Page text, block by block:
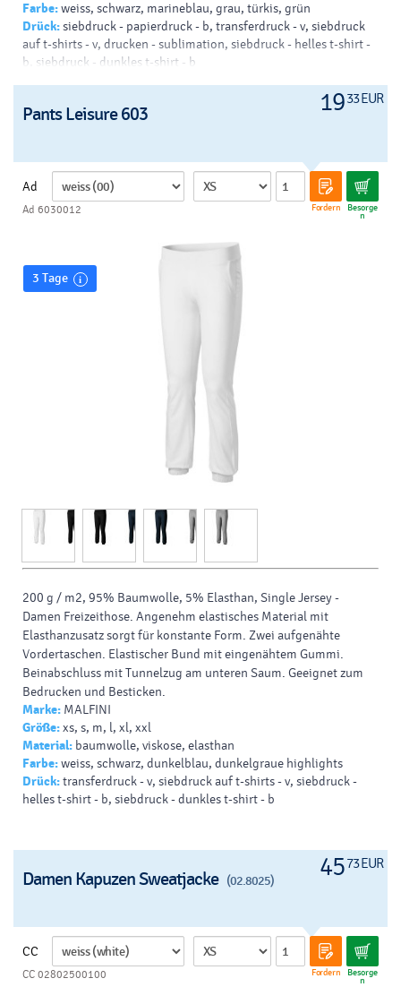
Farbe:weiss, schwarz, marineblau, grau, türkis, grün
Drück:siebdruck - papierdruck - b, transferdruck - v, siebdruck
auf t-shirts - v, drucken - sublimation, siebdruck - helles t-shirt -
b, siebdruck - dunkles t-shirt - b
1933 EUR
Pants Leisure 603
Ad
Fordern Besorge
n
Ad 6030012
3 Tage
200 g / m2, 95% Baumwolle, 5% Elasthan, Single Jersey -
Damen Freizeithose. Angenehm elastisches Material mit
Elasthanzusatz sorgt für konstante Form. Zwei aufgenähte
Vordertaschen. Elastischer Bund mit eingenähtem Gummi.
Beinabschluss mit Tunnelzug am unteren Saum. Geeignet zum
Bedrucken und Besticken.
Marke: MALFINI
Größe:xs, s, m, l, xl, xxl
Material: baumwolle, viskose, elasthan
Farbe:weiss, schwarz, dunkelblau, dunkelgraue highlights
Drück:transferdruck - v, siebdruck auf t-shirts - v, siebdruck -
helles t-shirt - b, siebdruck - dunkles t-shirt - b
4573 EUR
Damen Kapuzen Sweatjacke (02.8025)
CC
Fordern Besorge
n
CC 02802500100